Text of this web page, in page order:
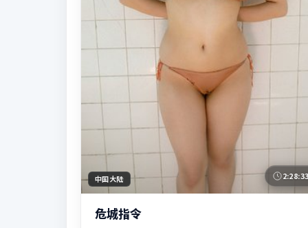
中国大陆
危城指令